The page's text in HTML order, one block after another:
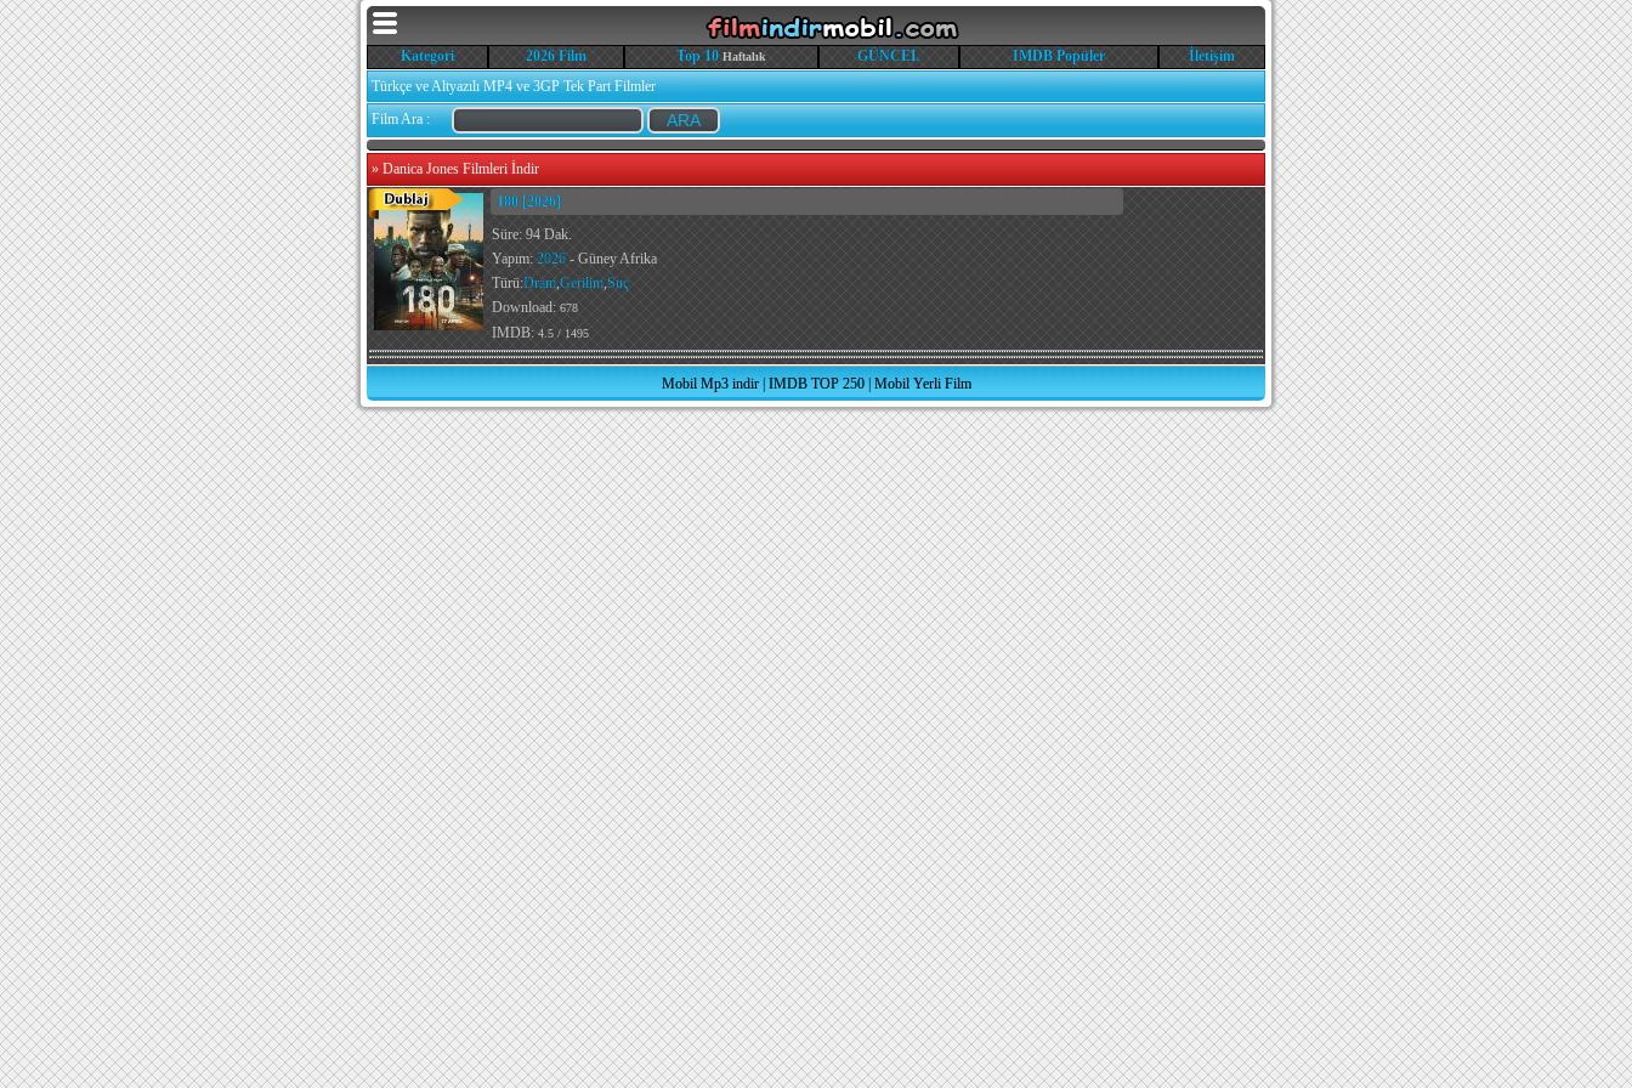
Kategori 2026 Film Top 10 Haftalık GÜNCEL IMDB Popüler
İletişim
Türkçe ve Altyazılı MP4 ve 3GP Tek Part Filmler
Film Ara :
» Danica Jones Filmleri İndir
180 [2026]
Süre: 94 Dak.
Yapım: 2026 - Güney Afrika
Türü:Dram,Gerilim,Suç
Download: 678
IMDB: 4.5 / 1495
Mobil Mp3 indir| IMDB TOP 250| Mobil Yerli Film